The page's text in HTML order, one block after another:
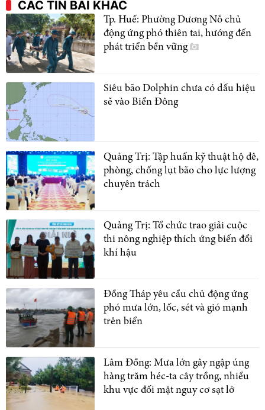
CÁC TIN BÀI KHÁC
Tp. Huế: Phường Dương Nỗ chủ
động ứng phó thiên tai, hướng đến
phát triển bền vững
Siêu bão Dolphin chưa có dấu hiệu
sẽ vào Biển Đông
Quảng Trị: Tập huấn kỹ thuật hộ đê,
phòng, chống lụt bão cho lực lượng
chuyên trách
Quảng Trị: Tổ chức trao giải cuộc
thi nông nghiệp thích ứng biến đổi
khí hậu
Đồng Tháp yêu cầu chủ động ứng
phó mưa lớn, lốc, sét và gió mạnh
trên biển
Lâm Đồng: Mưa lớn gây ngập úng
hàng trăm héc-ta cây trồng, nhiều
khu vực đối mặt nguy cơ sạt lở